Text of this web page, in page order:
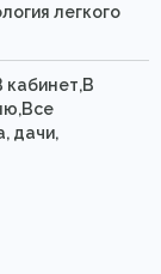
легкого
кабинет,В
дачи,